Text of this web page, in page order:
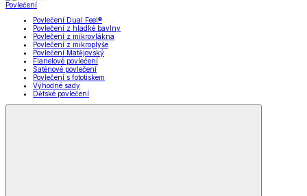
Povlečení
Povlečení Dual Feel®
Povlečení z hladké bavlny
Povlečení z mikrovlákna
Povlečení z mikroplyše
Povlečení Matějovský
Flanelové povlečení
Saténové povlečení
Povlečení s fototiskem
Výhodné sady
Dětské povlečení